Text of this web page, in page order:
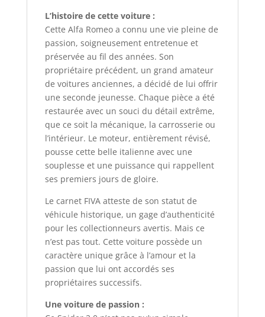
L’histoire de cette voiture :
Cette Alfa Romeo a connu une vie pleine de
passion, soigneusement entretenue et
préservée au fil des années. Son
propriétaire précédent, un grand amateur
de voitures anciennes, a décidé de lui offrir
une seconde jeunesse. Chaque pièce a été
restaurée avec un souci du détail extrême,
que ce soit la mécanique, la carrosserie ou
l’intérieur. Le moteur, entièrement révisé,
pousse cette belle italienne avec une
souplesse et une puissance qui rappellent
ses premiers jours de gloire.
Le carnet FIVA atteste de son statut de
véhicule historique, un gage d’authenticité
pour les collectionneurs avertis. Mais ce
n’est pas tout. Cette voiture possède un
caractère unique grâce à l’amour et la
passion que lui ont accordés ses
propriétaires successifs.
Une voiture de passion :